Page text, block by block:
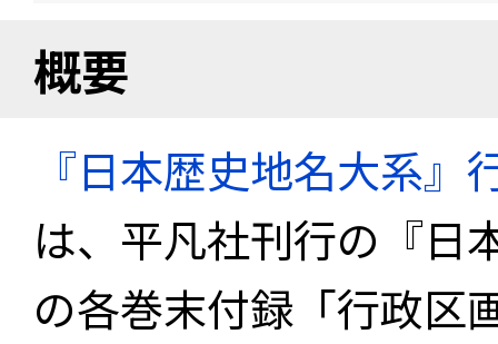
概要
『日本歴史地名大系
は、平凡社刊行の『日
の各巻末付録「行政区